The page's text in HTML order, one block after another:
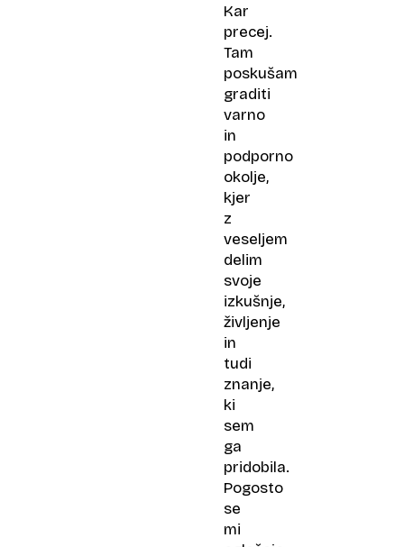
Kar
precej.
Tam
poskušam
graditi
varno
in
podporno
okolje,
kjer
z
veseljem
delim
svoje
izkušnje,
življenje
in
tudi
znanje,
ki
sem
ga
pridobila.
Pogosto
se
mi